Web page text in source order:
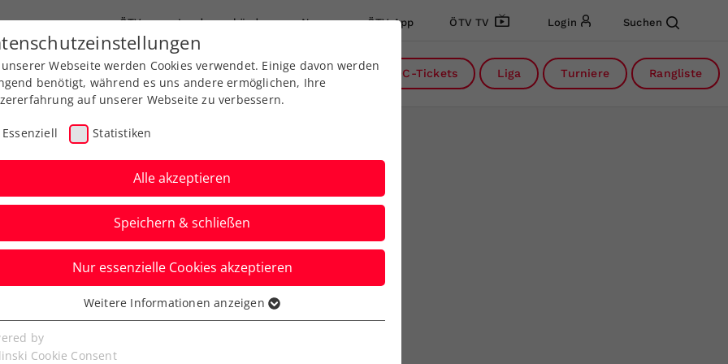
ÖTV Landesverbände News ÖTV App ÖTV TV Login Suchen
Ausbildungen Services Über uns DC-Tickets Liga Turniere Rangliste
schlägt 2025
Stadthalle auf
Webseite werden Cookies verwendet. Einige davon werden
benötigt, während es uns andere ermöglichen, Ihre
auf unserer Webseite zu verbessern.
Essenziell Statistiken
Alle akzeptieren
Speichern & schließen
Nur essenzielle Cookies akzeptieren
Cookies werden für grundlegende Funktionen der
benötigt. Dadurch ist gewährleistet, dass die Webseite
Weitere Informationen anzeigen
by
Cookie Consent